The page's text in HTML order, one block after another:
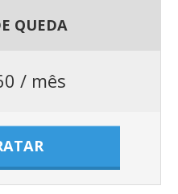
QUEDA
/ mês